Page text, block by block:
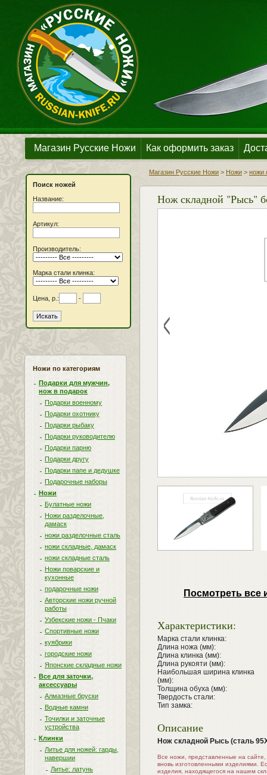
Магазин Русские Ножи Как оформить заказ
Поиск ножей
Название:
Артикул:
Производитель:
Марка стали клинка:
Цена, р.: -
Ножи по категориям
Подарки для мужчин,
нож в подарок
Подарки военному
Подарки охотнику
Подарки рыбаку
Подарки руководителю
Подарки парню
Подарки другу
Подарки папе и дедушке
Подарочные наборы
Ножи
Булатные ножи
Ножи разделочные,
дамаск
ножи разделочные сталь
ножи складные, дамаск
ножи складные сталь
Ножи поварские и
кухонные
подарочные ножи
Авторские ножи ручной
работы
Узбекские ножи - Пчаки
Спортивные ножи
куябрики
городские ножи
Японские складные ножи
Все для заточки,
аксессуары
Алмазные бруски
Водные камни
Точилки и заточные
устройства
Клинки
Литье для ножей: гарды,
навершии
Литье: латунь
Магазин Русские Ножи > Ножи > ножи
Нож складной "Рысь"
<
Посмотреть все
Характеристики:
Марка стали клинка:
Длина ножа (мм):
Длина клинка (мм):
Длина рукояти (мм):
Наибольшая ширина клинка
(мм):
Толщина обуха (мм):
Твердость стали:
Тип замка:
Описание
Нож складной Рысь (сталь
Все ножи, представленные на
вновь изготовленными изделиями.
изделия, находящегося на нашем